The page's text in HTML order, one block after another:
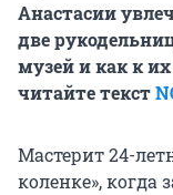
Анастасии
две
музей и как к их
читайте текст
Мастерит 24-
коленке», когда